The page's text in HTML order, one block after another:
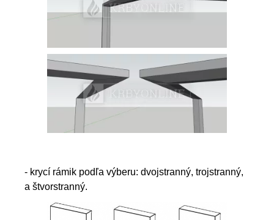
- krycí rámik podľa výberu: dvojstranný, trojstranný,
a štvorstranný.